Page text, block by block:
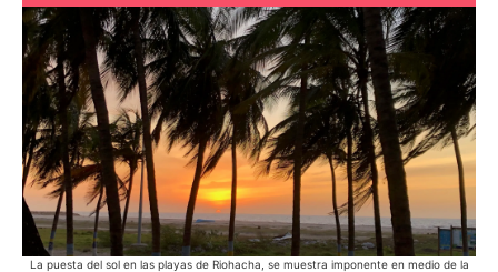
La puesta del sol en las playas de Riohacha, se muestra imponente en medio de la